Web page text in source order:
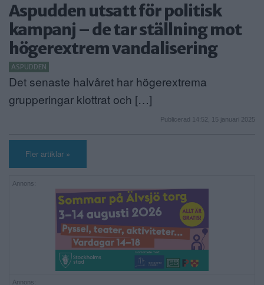
Aspudden utsatt för politisk
kampanj – de tar ställning mot
högerextrem vandalisering
ASPUDDEN
Det senaste halvåret har högerextrema
grupperingar klottrat och […]
Publicerad 14:52, 15 januari 2025
Fler artiklar »
Annons:
Annons: